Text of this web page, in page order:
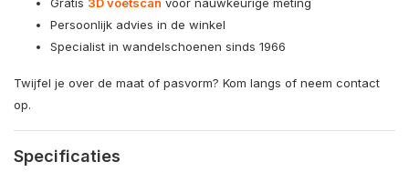
Persoonlijk advies in de winkel
Specialist in wandelschoenen sinds 1966
Twijfel je over de maat of pasvorm? Kom langs of neem contact
op.
Specificaties